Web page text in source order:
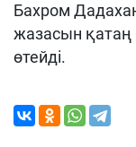
Бахром
жазасын қатаң
өтейді.